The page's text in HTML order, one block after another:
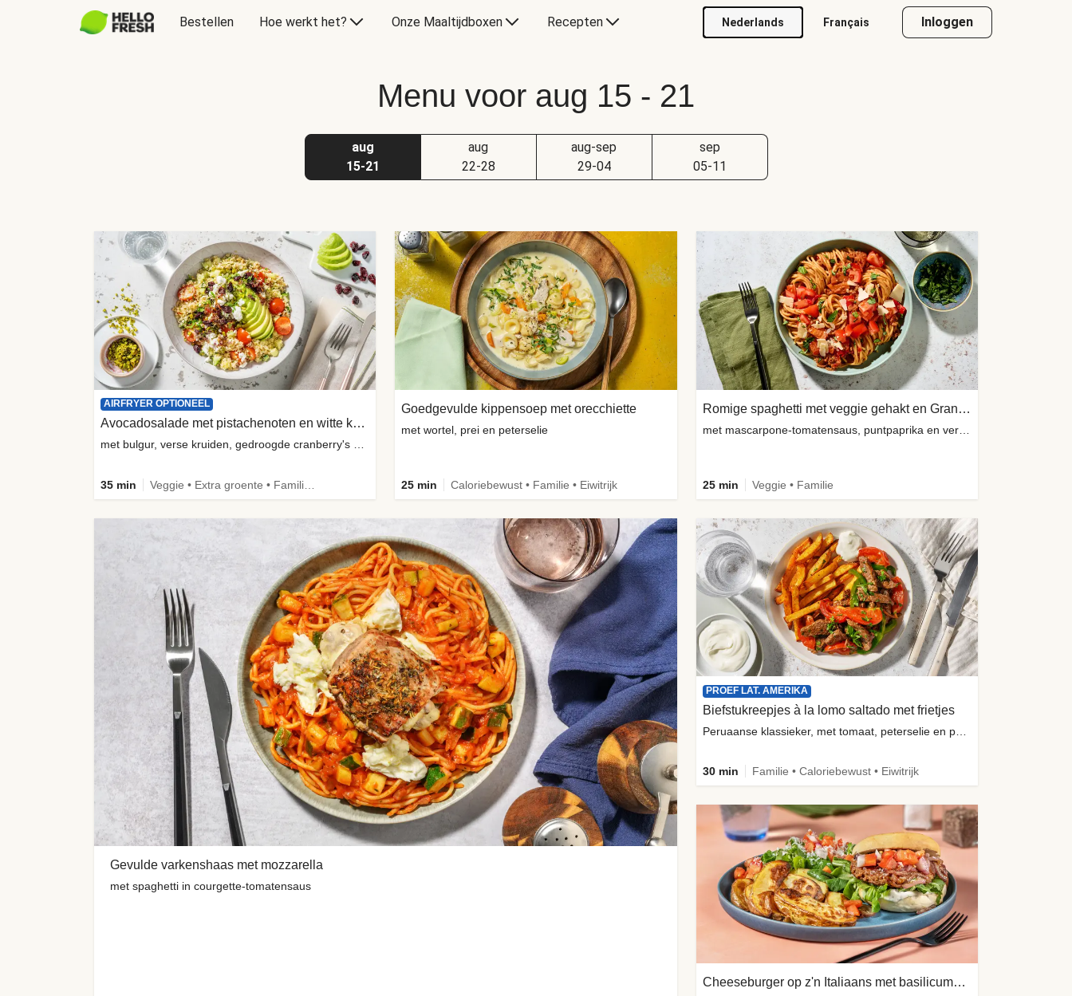
Bestellen Hoe werkt het? Onze Maaltijdboxen Recepten Nederlands Français Inloggen
Menu voor aug 15 - 21
aug
15-21
aug
22-28
aug-sep
29-04
sep
05-11
Gevulde varkenshaas met mozzarella
met spaghetti in courgette-tomatensaus
AIRFRYER OPTIONEEL
Avocadosalade met pistachenoten en witte kaas
35 min
Goedgevulde kippensoep met orecchiette
met wortel, prei en peterselie
25 min Caloriebewust • Familie • Eiwitrijk
Romige spaghetti met veggie gehakt en Grana Padano
met mascarpone-tomatensaus, puntpaprika en vers basilicum
25 min Veggie • Familie
PROEF LAT. AMERIKA
Biefstukreepjes à la lomo saltado met frietjes
Peruaanse klassieker, met tomaat, peterselie en paprika
30 min Familie • Caloriebewust • Eiwitrijk
Cheeseburger op z'n Italiaans met basilicumcrème